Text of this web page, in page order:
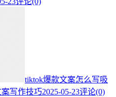
tiktok爆款文案怎么写吸
写作技巧2025-05-23评论(0)